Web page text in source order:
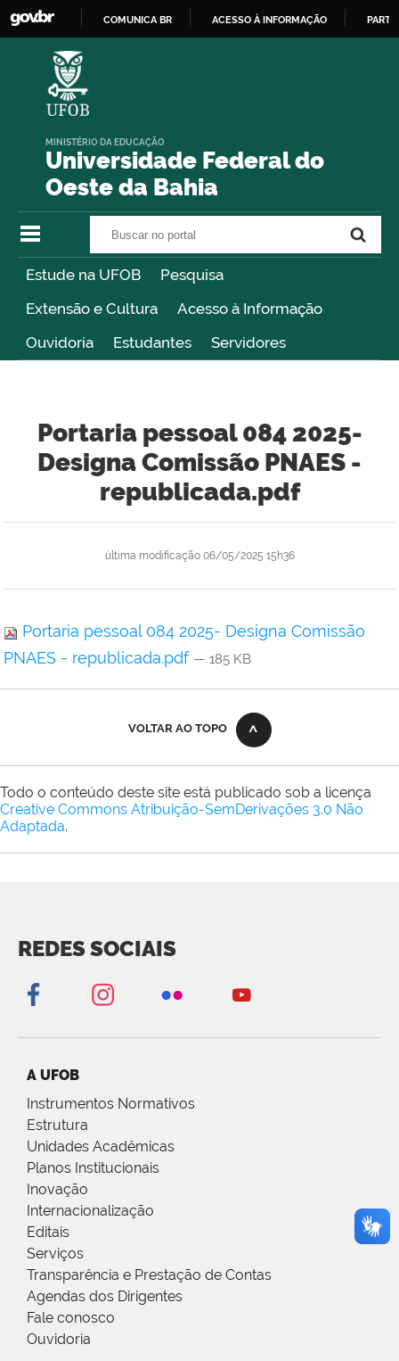
COMUNICA BR ACESSO À INFORMAÇÃO
Universidade Federal do
Oeste da Bahia
MINISTÉRIO DA EDUCAÇÃO
Estude na UFOB
Pesquisa
Extensão e Cultura
Acesso à Informação
Ouvidoria
Estudantes Servidores
Portaria pessoal 084 2025-
Designa Comissão PNAES -
republicada.pdf
última modificação06/05/2025 15h36
Portaria pessoal 084 2025- Designa Comissão
PNAES - republicada.pdf — 185 KB
VOLTAR AO TOPO
Todo o conteúdo deste site está publicado sob a licença
Creative Commons Atribuição-SemDerivações 3.0 Não
Adaptada.
REDES SOCIAIS
A UFOB
Instrumentos Normativos
Estrutura
Unidades Acadêmicas
Planos Institucionais
Inovação
Internacionalização
Editais
Serviços
Transparência e Prestação de Contas
Agendas dos Dirigentes
Fale conosco
Ouvidoria